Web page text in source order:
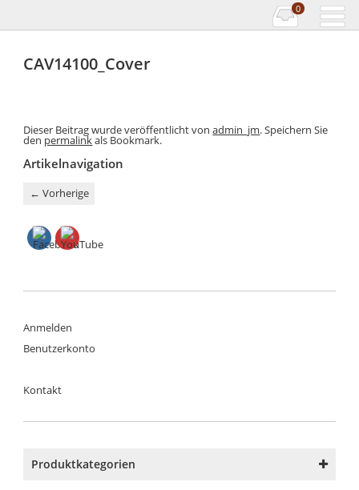
0
CAV14100_Cover
Dieser Beitrag wurde veröffentlicht vonadmin_jm. Speichern Sie
den permalinkals Bookmark.
Artikelnavigation
← Vorherige
Anmelden
Benutzerkonto
Kontakt
Produktkategorien